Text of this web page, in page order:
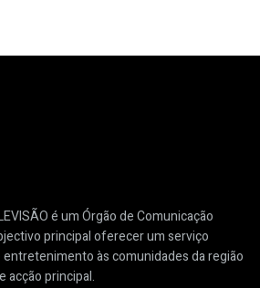
é um Órgão de Comunicação
principal oferecer um serviço
às comunidades da região
acção principal.